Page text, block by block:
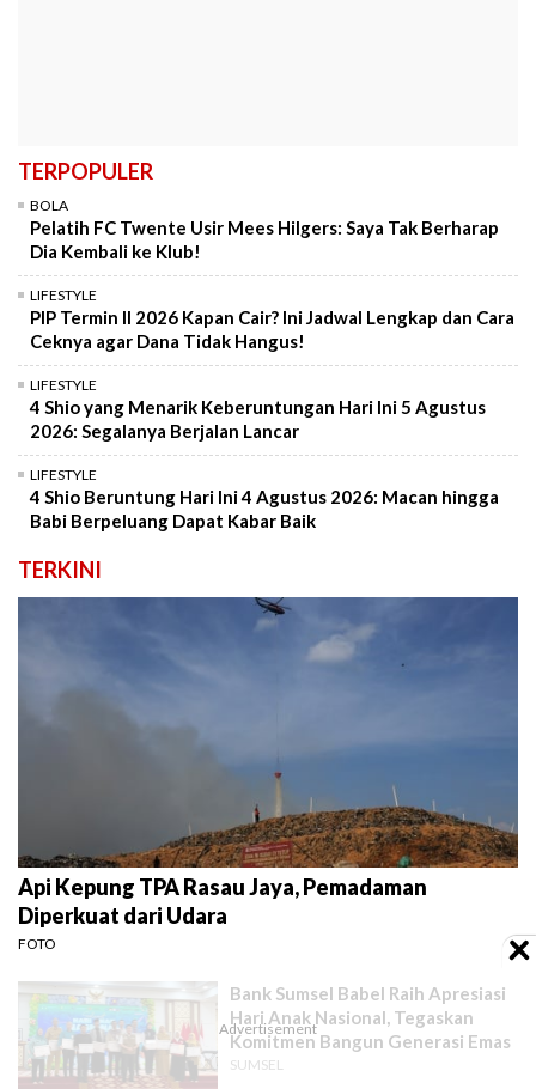
TERPOPULER
BOLA
Pelatih FC Twente Usir Mees Hilgers: Saya Tak Berharap
Dia Kembali ke Klub!
LIFESTYLE
PIP Termin II 2026 Kapan Cair? Ini Jadwal Lengkap dan Cara
Ceknya agar Dana Tidak Hangus!
LIFESTYLE
4 Shio yang Menarik Keberuntungan Hari Ini 5 Agustus
2026: Segalanya Berjalan Lancar
LIFESTYLE
4 Shio Beruntung Hari Ini 4 Agustus 2026: Macan hingga
Babi Berpeluang Dapat Kabar Baik
TERKINI
Api Kepung TPA Rasau Jaya, Pemadaman
Diperkuat dari Udara
FOTO
Bank Sumsel Babel Raih Apresiasi
Hari Anak Nasional, Tegaskan
Komitmen Bangun Generasi Emas
SUMSEL